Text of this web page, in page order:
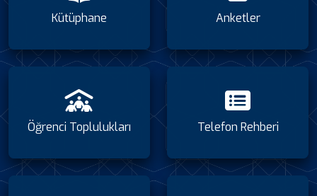
Kütüphane Anketler
Öğrenci Toplulukları Telefon Rehberi